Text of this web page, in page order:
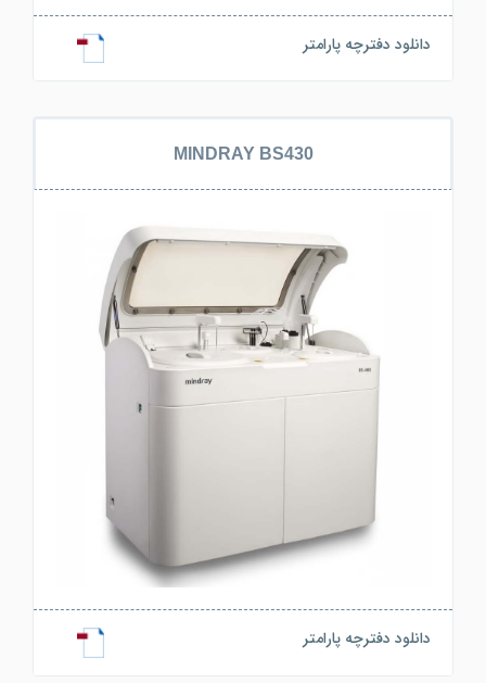
دانلود دفترچه پارامتر
MINDRAY BS430
دانلود دفترچه پارامتر